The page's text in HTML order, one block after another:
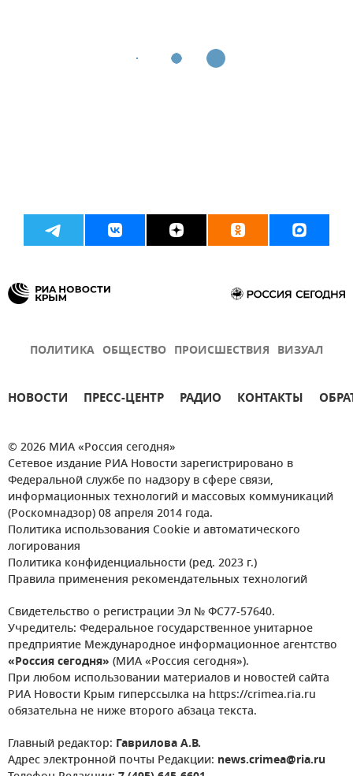
ПОЛИТИКА ОБЩЕСТВО ПРОИСШЕСТВИЯ ВИЗУАЛ
НОВОСТИ ПРЕСС-ЦЕНТР РАДИО КОНТАКТЫ
© 2026 МИА «Россия сегодня»
Сетевое издание РИА Новости зарегистрировано в
Федеральной службе по надзору в сфере связи,
информационных технологий и массовых коммуникаций
(Роскомнадзор) 08 апреля 2014 года.
Политика использования Cookie и автоматического
логирования
Политика конфиденциальности (ред. 2023 г.)
Правила применения рекомендательных технологий
Свидетельство о регистрации Эл № ФС77-57640.
Учредитель: Федеральное государственное унитарное
предприятие Международное информационное агентство
«Россия сегодня» (МИА «Россия сегодня»).
При любом использовании материалов и новостей сайта
РИА Новости Крым гиперссылка на https://crimea.ria.ru
обязательна не ниже второго абзаца текста.
Главный редактор: Гаврилова А.В.
Адрес электронной почты Редакции: news.crimea@ria.ru